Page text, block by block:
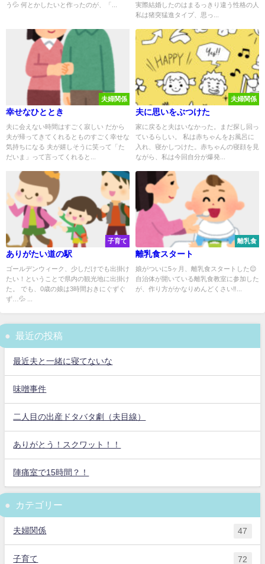
う💦 何とかしたいと作ったのが、「...
実際結婚したのはまるっきり違う性格の人
私は猪突猛進タイプ、思っ...
夫婦関係
幸せなひととき
夫に会えない時間はすごく寂しい だから
夫が帰ってきてくれるとものすごく幸せな
気持ちになる 夫が嬉しそうに笑って「た
だいま」って言ってくれると...
夫婦関係
夫に思いをぶつけた
家に戻ると夫はいなかった。まだ探し回っ
ているらしい。 私は赤ちゃんをお風呂に
入れ、寝かしつけた。赤ちゃんの寝顔を見
ながら、私は今回自分が爆発...
子育て
ありがたい道の駅
ゴールデンウィーク、少しだけでも出掛け
たい！ということで県内の観光地に出掛け
た。 でも、0歳の娘は3時間おきにぐずぐ
ず…💦 ...
離乳食
離乳食スタート
娘がついに5ヶ月、離乳食スタートした😌
自治体が開いている離乳食教室に参加した
が、作り方がかなりめんどくさい‼...
最近の投稿
最近夫と一緒に寝てないな
味噌事件
二人目の出産ドタバタ劇（夫目線）
ありがとう！スクワット！！
陣痛室で15時間？！
カテゴリー
夫婦関係 47
子育て 72